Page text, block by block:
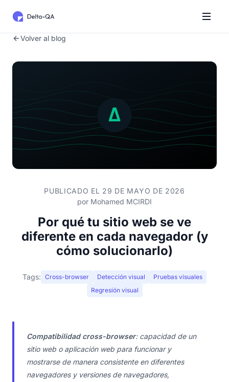
Volver al blog
PUBLICADO EL 29 DE MAYO DE 2026
por Mohamed MCIRDI
Por qué tu sitio web se ve
diferente en cada navegador (y
cómo solucionarlo)
Tags: Cross-browser Detección visual
Pruebas visuales
Regresión visual
Compatibilidad cross-browser: capacidad de un
sitio web o aplicación web para funcionar y
mostrarse de manera consistente en diferentes
navegadores y versiones de navegadores,